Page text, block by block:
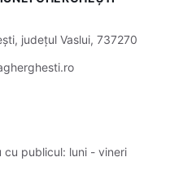
județul Vaslui, 737270
cu publicul: luni - vineri